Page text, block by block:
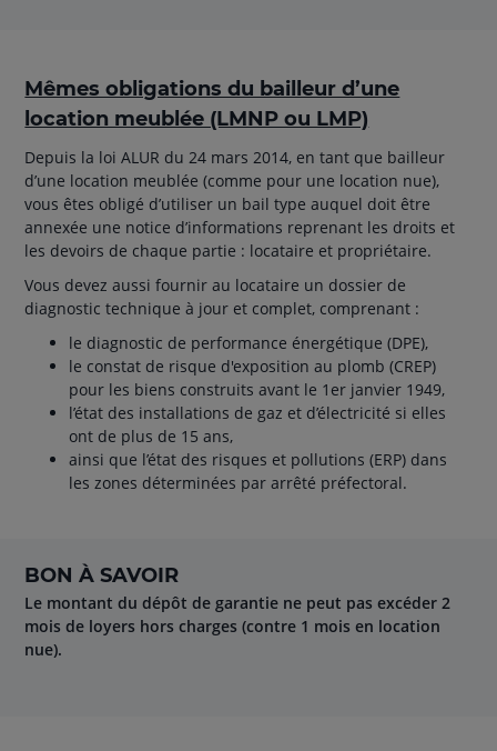
Mêmes obligations du bailleur d’une
location meublée (LMNP ou LMP)
Depuis la loi ALUR du 24 mars 2014, en tant que bailleur
d’une location meublée (comme pour une location nue),
vous êtes obligé d’utiliser un bail type auquel doit être
annexée une notice d’informations reprenant les droits et
les devoirs de chaque partie : locataire et propriétaire.
Vous devez aussi fournir au locataire un dossier de
diagnostic technique à jour et complet, comprenant :
le diagnostic de performance énergétique (DPE),
le constat de risque d'exposition au plomb (CREP)
pour les biens construits avant le 1er janvier 1949,
l’état des installations de gaz et d’électricité si elles
ont de plus de 15 ans,
ainsi que l’état des risques et pollutions (ERP) dans
les zones déterminées par arrêté préfectoral.
BON À SAVOIR
Le montant du dépôt de garantie ne peut pas excéder 2
mois de loyers hors charges (contre 1 mois en location
nue).